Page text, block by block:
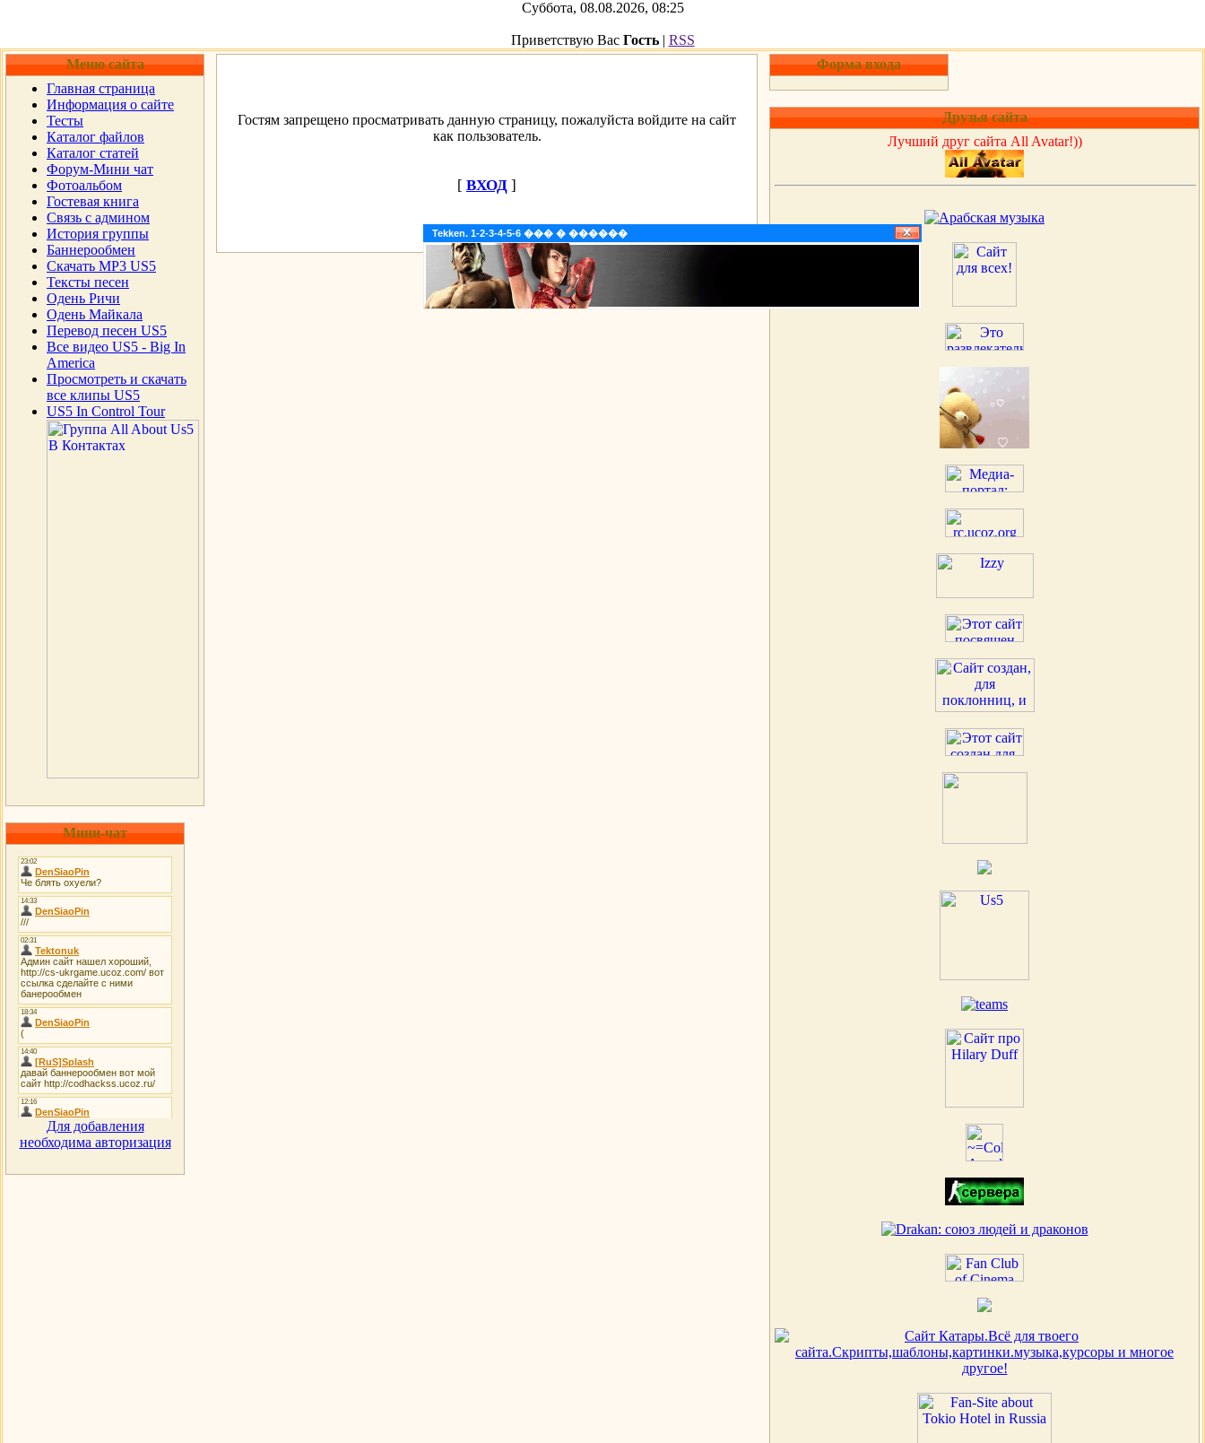
Суббота, 08.08.2026, 08:25
Приветствую Вас Гость| RSS
Меню сайта
Главная страница
Информация о сайте
Тесты
Каталог файлов
Каталог статей
Форум-Мини чат
Фотоальбом
Гостевая книга
Cвязь с админом
История группы
Баннерообмен
Скачать MP3 US5
Тексты песен
Одень Ричи
Одень Майкала
Перевод песен US5
Все видео US5 - Big In
America
Просмотреть и скачать
все клипы US5
US5 In Control Tour
Tekken. 1-2-3-4-5-6 ��� � ������
Мини-чат
Для добавления
необходима авторизация
Гостям запрещено просматривать данную страницу, пожалуйста войдите на сайт
как пользователь.
[ ВХОД ]
Форма входа
Друзья сайта
Лучший друг сайта All Avatar!))